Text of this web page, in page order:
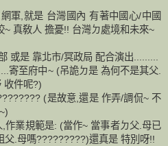
軍,就是 台灣國內 有著中國心/中國
~ 真敎人 擔憂!! 台灣ㄉ處境和未來~
或是 靠北市/冥政局 配合演出.........
寄至府中~ (吊詭ㄉ是 為何不是其父.
收件呢?)
(是故意,還是 作弄/調侃~ 不
作業規範是: (當作~ 當事者ㄉ父.母已
父.母嗎?????????)還真是 特別呀!!